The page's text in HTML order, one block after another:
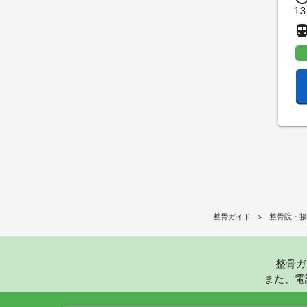
directions_subway
整骨ガイド 整骨院・
整骨
また、